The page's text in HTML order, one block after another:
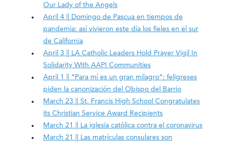
Our Lady of the Angels
April 4 || Domingo de Pascua en tiempos de
pandemia: así vivieron este día los fieles en el sur
de California
April 3 || LA Catholic Leaders Hold Prayer Vigil In
Solidarity With AAPI Communities
April 1 || “Para mí es un gran milagro”: feligreses
piden la canonización del Obispo del Barrio
March 23 || St. Francis High School Congratulates
its Christian Service Award Recipients
March 21 || La iglesia católica contra el coronavirus
March 21 || Las matrículas consulares son